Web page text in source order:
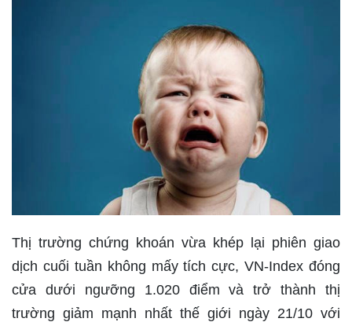
Thị trường chứng khoán vừa khép lại phiên giao
dịch cuối tuần không mấy tích cực, VN-Index đóng
cửa dưới ngưỡng 1.020 điểm và trở thành thị
trường giảm mạnh nhất thế giới ngày 21/10 với